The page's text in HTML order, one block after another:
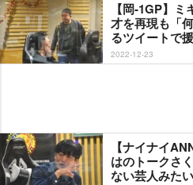
【岡-1GP】
才を再現も「
るツイートで
2022-12-23
【ナイナイ
はのトークさ
ない芸人みた